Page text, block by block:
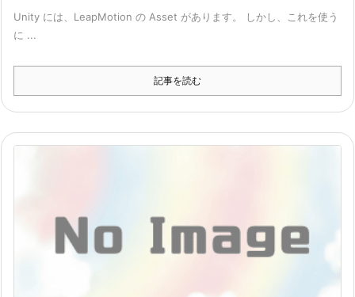
Unity には、LeapMotion の Asset があります。 しかし、これを使う
に ...
記事を読む